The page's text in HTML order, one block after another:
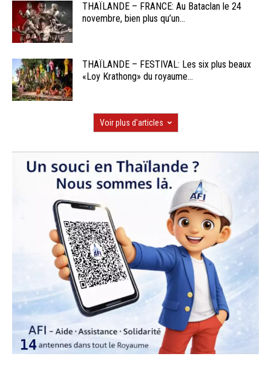
THAÏLANDE – FRANCE: Au Bataclan le 24
novembre, bien plus qu’un...
THAÏLANDE – FESTIVAL: Les six plus beaux
«Loy Krathong» du royaume...
Voir plus d'articles